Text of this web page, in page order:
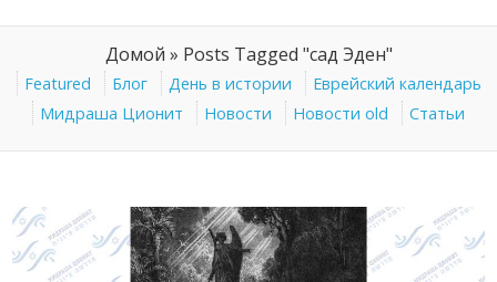
Домой » Posts Tagged "сад Эден"
Featured Блог День в истории
Еврейский календарь
Мидраша Ционит
Новости Новости old Статьи